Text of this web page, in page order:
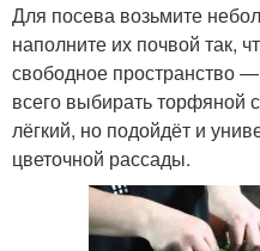
Для посева возьмите
наполните их почвой так,
свободное пространство
всего выбирать торфяной
лёгкий, но подойдёт и
цветочной рассады.